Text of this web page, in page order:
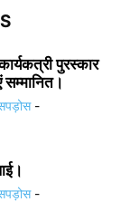
पुरस्कार
-
-